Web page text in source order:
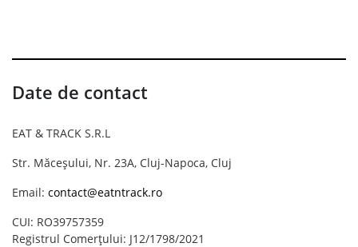
Date de contact
EAT & TRACK S.R.L
Str. Măceșului, Nr. 23A, Cluj-Napoca, Cluj
Email: contact@eatntrack.ro
CUI: RO39757359
Registrul Comerțului: J12/1798/2021